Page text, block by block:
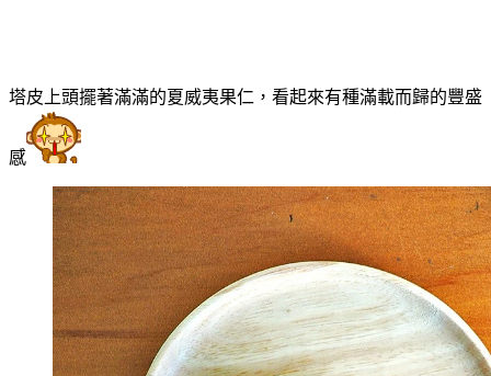
塔皮上頭擺著滿滿的夏威夷果仁，看起來有種滿載而歸的豐盛
感